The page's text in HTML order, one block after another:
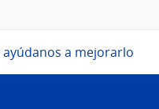
ayúdanos a mejorarlo